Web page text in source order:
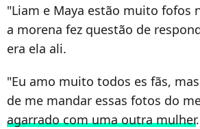
"Liam e Maya estão muito fofos
a morena fez questão de
era ela ali.
"Eu amo muito todos es fãs,
de me mandar essas fotos do
agarrado com uma outra mulher